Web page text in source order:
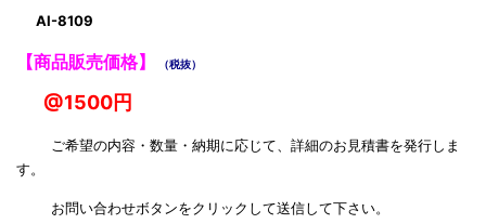
AI-8109
【商品販売価格】 （税抜）
@1500円
ご希望の内容・数量・納期に応じて、詳細のお見積書を発行しま
す。
お問い合わせボタンをクリックして送信して下さい。